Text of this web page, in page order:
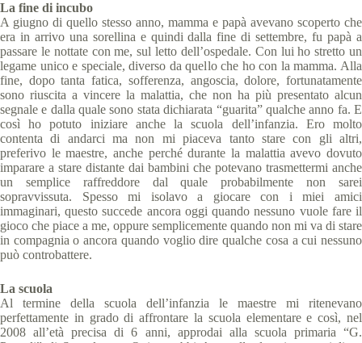
La fine di incubo
A giugno di quello stesso anno, mamma e papà avevano scoperto che
era in arrivo una sorellina e quindi dalla fine di settembre, fu papà a
passare le nottate con me, sul letto dell’ospedale. Con lui ho stretto un
legame unico e speciale, diverso da quello che ho con la mamma. Alla
fine, dopo tanta fatica, sofferenza, angoscia, dolore, fortunatamente
sono riuscita a vincere la malattia, che non ha più presentato alcun
segnale e dalla quale sono stata dichiarata “guarita” qualche anno fa. E
così ho potuto iniziare anche la scuola dell’infanzia. Ero molto
contenta di andarci ma non mi piaceva tanto stare con gli altri,
preferivo le maestre, anche perché durante la malattia avevo dovuto
imparare a stare distante dai bambini che potevano trasmettermi anche
un semplice raffreddore dal quale probabilmente non sarei
sopravvissuta. Spesso mi isolavo a giocare con i miei amici
immaginari, questo succede ancora oggi quando nessuno vuole fare il
gioco che piace a me, oppure semplicemente quando non mi va di stare
in compagnia o ancora quando voglio dire qualche cosa a cui nessuno
può controbattere.
La scuola
Al termine della scuola dell’infanzia le maestre mi ritenevano
perfettamente in grado di affrontare la scuola elementare e così, nel
2008 all’età precisa di 6 anni, approdai alla scuola primaria “G.